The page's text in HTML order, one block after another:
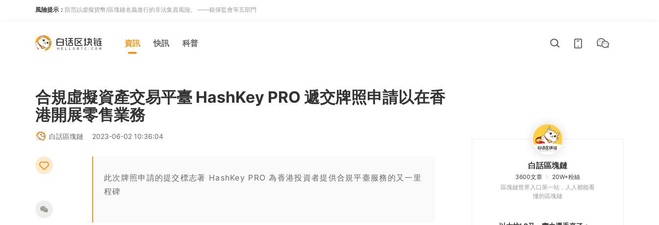
風險提示： 防范以虛擬貨幣/區塊鏈名義進行的非法集資風險。 ——銀保監會等五部門
資訊 快訊 科普
合規虛擬資產交易平臺 HashKey PRO 遞交牌照申請以在香
港開展零售業務
白話區塊鏈 2023-06-02 10:36:04
此次牌照申請的提交標志著 HashKey PRO 為香港投資者提供合規平臺服務的又一里
程碑
白話區塊鏈
3600文章
20W+粉絲
區塊鏈世界入口第一站，人人都能看
懂的區塊鏈